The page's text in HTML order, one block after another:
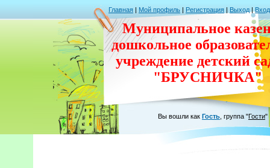
Главная | Мой профиль | Регистрация | Выход | Вход
Муниципальное
дошкольное
учреждение детский
"БРУСНИЧКА"
Вы вошли как Гость группа "Гости"